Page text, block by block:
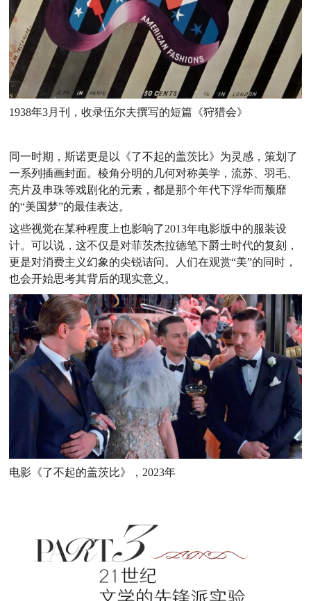
1938年3月刊，收录伍尔夫撰写的短篇《狩猎会》
同一时期，斯诺更是以《了不起的盖茨比》为灵感，策划了
一系列插画封面。棱角分明的几何对称美学，流苏、羽毛、
亮片及串珠等戏剧化的元素，都是那个年代下浮华而颓靡
的“美国梦”的最佳表达。
这些视觉在某种程度上也影响了2013年电影版中的服装设
计。可以说，这不仅是对菲茨杰拉德笔下爵士时代的复刻，
更是对消费主义幻象的尖锐诘问。人们在观赏“美”的同时，
也会开始思考其背后的现实意义。
电影《了不起的盖茨比》，2023年